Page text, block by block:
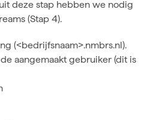
deze stap hebben we nodig
(Stap 4).
(<bedrijfsnaam>.nmbrs.nl).
aangemaakt gebruiker (dit is